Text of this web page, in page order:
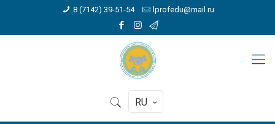
8 (7142) 39-51-54 lprofedu@mail.ru
RU